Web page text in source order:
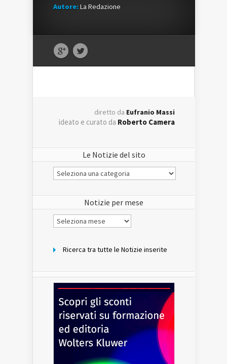
Autore:La Redazione
diretto da Eufranio Massi
ideato e curato da Roberto Camera
Le Notizie del sito
Le
Notizie
Notizie per mese
Notizie
per
Ricerca tra tutte le Notizie inserite